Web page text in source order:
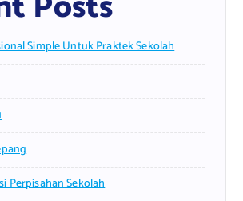
Simple Untuk Praktek Sekolah
Perpisahan Sekolah